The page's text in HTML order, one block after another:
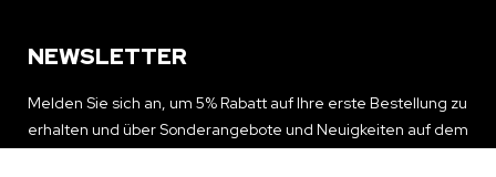
NEWSLETTER
Melden Sie sich an, um 5% Rabatt auf Ihre erste Bestellung zu
erhalten und über Sonderangebote und Neuigkeiten auf dem